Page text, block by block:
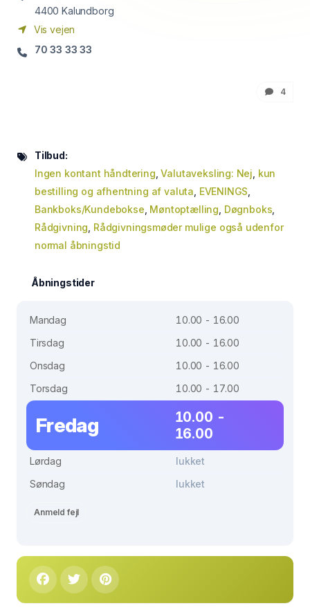
4400 Kalundborg
Vis vejen
70 33 33 33
4
Tilbud:
Ingen kontant håndtering ,Valutaveksling: Nej kun
bestilling og afhentning af valuta EVENINGS
Bankboks/Kundebokse Møntoptælling Døgnboks
Rådgivning Rådgivningsmøder mulige også udenfor
normal åbningstid
Åbningstider
Mandag
10.00 - 16.00
Tirsdag
10.00 - 16.00
Onsdag
10.00 - 16.00
Torsdag
10.00 - 17.00
Fredag
10.00 -
16.00
Lørdag
lukket
Søndag
lukket
Anmeld fejl